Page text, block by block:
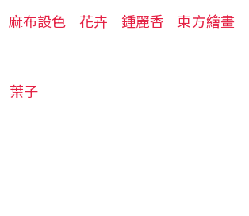
麻布設色 花卉 鍾麗香 東方繪畫
葉子